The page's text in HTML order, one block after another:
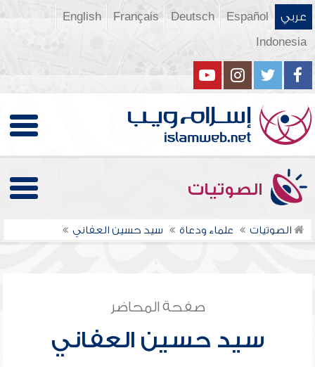
عربي Español
Deutsch
Français
English
Indonesia
الصوتيات
الصوتيات علماء ودعاة سيد حسين العفاني
صفحة المحاضر
سيد حسين العفاني